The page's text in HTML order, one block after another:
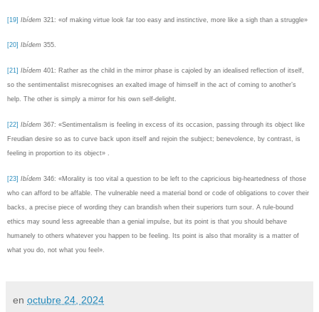
[19] Ibídem 321: «of making virtue look far too easy and instinctive, more like a sigh than a struggle»
[20] Ibídem 355.
[21] Ibídem 401: Rather as the child in the mirror phase is cajoled by an idealised reflection of itself,
so the sentimentalist misrecognises an exalted image of himself in the act of coming to another’s
help. The other is simply a mirror for his own self-delight.
[22] Ibídem 367: «Sentimentalism is feeling in excess of its occasion, passing through its object like
Freudian desire so as to curve back upon itself and rejoin the subject; benevolence, by contrast, is
feeling in proportion to its object» .
[23] Ibídem 346: «Morality is too vital a question to be left to the capricious big-heartedness of those
who can afford to be affable. The vulnerable need a material bond or code of obligations to cover their
backs, a precise piece of wording they can brandish when their superiors turn sour. A rule-bound
ethics may sound less agreeable than a genial impulse, but its point is that you should behave
humanely to others whatever you happen to be feeling. Its point is also that morality is a matter of
what you do, not what you feel».
en octubre 24, 2024